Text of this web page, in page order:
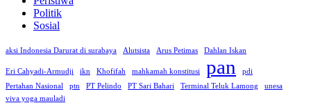
Politik
Sosial
aksi Indonesia Darurat di surabaya Alutsista Arus Petimas Dahlan Iskan
Eri Cahyadi-Armudji ikn Khofifah mahkamah konstitusi pan
pdi
Pertahan Nasional
ptn PT Pelindo PT Sari Bahari Terminal Teluk Lamong
unesa
viva yoga mauladi